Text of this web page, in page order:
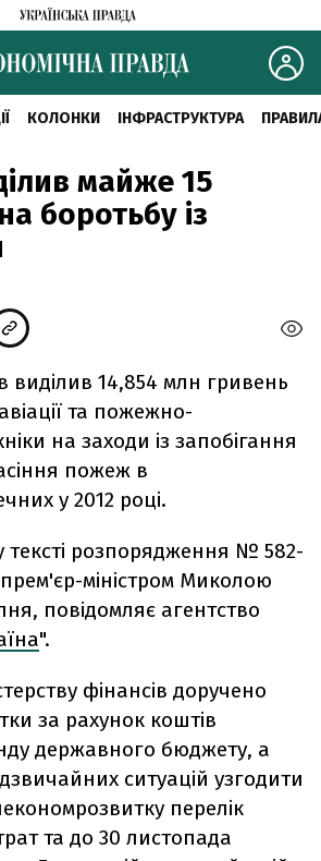
КОЛОНКИ ІНФРАСТРУКТУРА
майже 15
боротьбу із
виділив 14,854 млн гривень
та пожежно-
на заходи із запобігання
пожеж в
у 2012 році.
тексті розпорядження № 582-
міністром Миколою
повідомляє агентство
".
фінансів доручено
за рахунок коштів
державного бюджету, а
ситуацій узгодити
перелік
та до 30 листопада